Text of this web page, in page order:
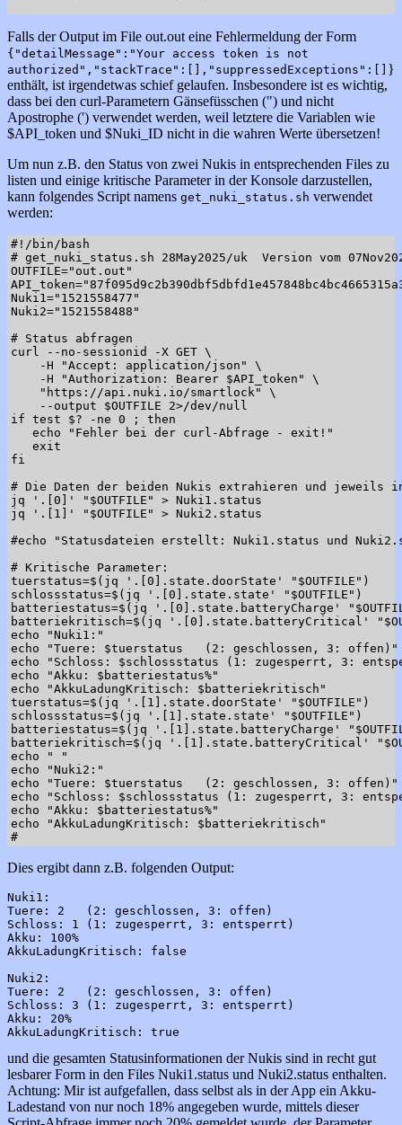
Falls der Output im File out.out eine Fehlermeldung der Form
{"detailMessage":"Your access token is not
authorized","stackTrace":[],"suppressedExceptions":[] }
enthält, ist irgendetwas schief gelaufen. Insbesondere ist es wichtig,
dass bei den curl-Parametern Gänsefüsschen (") und nicht
Apostrophe (') verwendet werden, weil letztere die Variablen wie
$API_token und $Nuki_ID nicht in die wahren Werte übersetzen!
Um nun z.B. den Status von zwei Nukis in entsprechenden Files zu
listen und einige kritische Parameter in der Konsole darzustellen,
kann folgendes Script namens get_nuki_status.sh verwendet
werden:
#!/bin/bash
# get_nuki_status.sh 28May2025/uk  Version vom
OUTFILE="out.out"
Nuki1="1521558477"
Nuki2="1521558488"
# Status abfragen
curl --no-sessionid -X GET \
    -H "Accept: application/json" \
    -H "Authorization: Bearer $API_token" \
    "https://api.nuki.io/smartlock" \
    --output $OUTFILE 2>/dev/null
if test $? -ne 0 ; then
   echo "Fehler bei der curl-Abfrage - exit!"
   exit
fi
# Die Daten der beiden Nukis extrahieren und jeweils
jq '.[0]' "$OUTFILE" > Nuki1.status
jq '.[1]' "$OUTFILE" > Nuki2.status
#echo "Statusdateien erstellt: Nuki1.status und
# Kritische Parameter:
tuerstatus=$(jq '.[0].state.doorState' "$OUTFILE")
schlossstatus=$(jq '.[0].state.state' "$OUTFILE")
batteriestatus=$(jq '.[0].state.batteryCharge'
batteriekritisch=$(jq '.[0].state.batteryCritical'
echo "Nuki1:"
echo "Tuere: $tuerstatus   (2: geschlossen, 3: offen)"
echo "Schloss: $schlossstatus (1: zugesperrt, 3:
echo "Akku: $batteriestatus%"
echo "AkkuLadungKritisch: $batteriekritisch"
tuerstatus=$(jq '.[1].state.doorState' "$OUTFILE")
schlossstatus=$(jq '.[1].state.state' "$OUTFILE")
batteriestatus=$(jq '.[1].state.batteryCharge'
batteriekritisch=$(jq '.[1].state.batteryCritical'
echo " "
echo "Nuki2:"
echo "Tuere: $tuerstatus   (2: geschlossen, 3: offen)"
echo "Schloss: $schlossstatus (1: zugesperrt, 3:
echo "Akku: $batteriestatus%"
echo "AkkuLadungKritisch: $batteriekritisch"
Dies ergibt dann z.B. folgenden Output:
Nuki1:
Tuere: 2   (2: geschlossen, 3: offen)
Schloss: 1 (1: zugesperrt, 3: entsperrt)
Akku: 100%
AkkuLadungKritisch: false
Nuki2:
Tuere: 2   (2: geschlossen, 3: offen)
Schloss: 3 (1: zugesperrt, 3: entsperrt)
Akku: 20%
und die gesamten Statusinformationen der Nukis sind in recht gut
lesbarer Form in den Files Nuki1.status und Nuki2.status enthalten.
Achtung: Mir ist aufgefallen, dass selbst als in der App ein Akku-
Ladestand von nur noch 18% angegeben wurde, mittels dieser